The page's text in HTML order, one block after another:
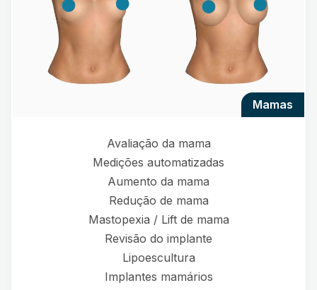
mamas
Avaliação da mama
Medições automatizadas
Aumento da mama
Redução de mama
Mastopexia / Lift de mama
Revisão do implante
Lipoescultura
Implantes mamários